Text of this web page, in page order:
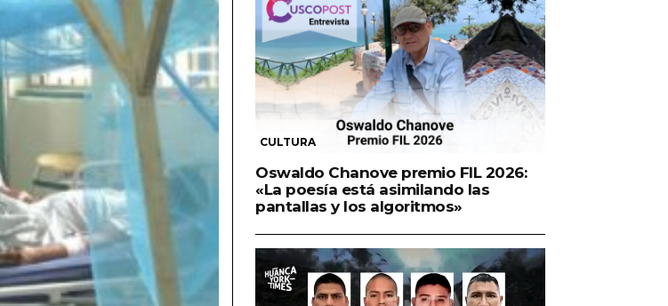
CULTURA
Oswaldo Chanove premio FIL 2026:
«La poesía está asimilando las
pantallas y los algoritmos»